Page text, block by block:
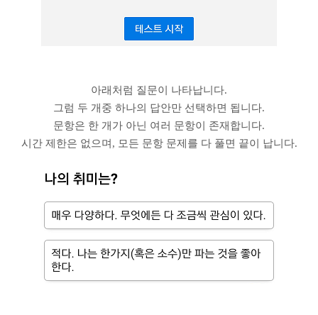
아래처럼 질문이 나타납니다.
그럼 두 개중 하나의 답안만 선택하면 됩니다.
문항은 한 개가 아닌 여러 문항이 존재합니다.
시간 제한은 없으며, 모든 문항 문제를 다 풀면 끝이 납니다.